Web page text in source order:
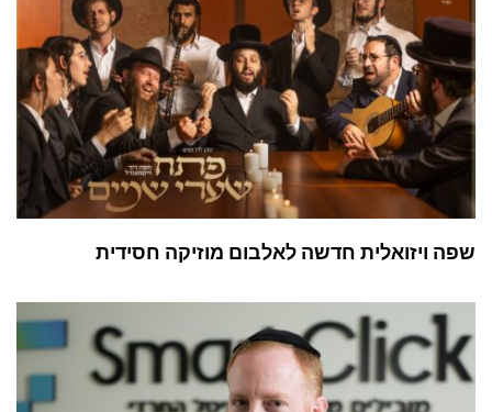
שפה ויזואלית חדשה לאלבום מוזיקה חסידית